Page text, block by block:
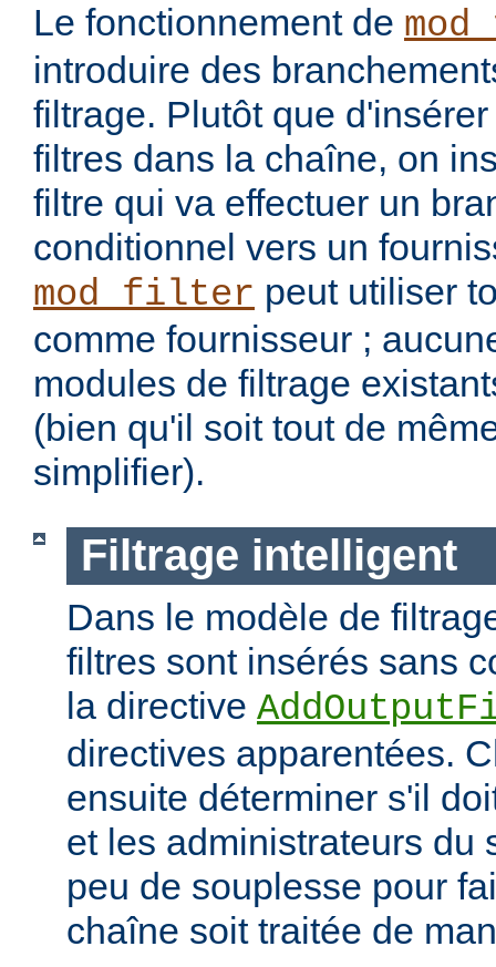
Le fonctionnement de
introduire des
filtrage. Plutôt que
filtres dans la chaîne, on
filtre qui va effectuer un
conditionnel vers un
mod_filter peut utiliser
comme fournisseur ;
modules de filtrage
(bien qu'il soit tout de
simplifier).
Filtrage intelligent
Dans le modèle de
filtres sont insérés sans
la directive
directives apparentées.
ensuite déterminer s'il
et les administrateurs du
peu de souplesse pour
chaîne soit traitée de